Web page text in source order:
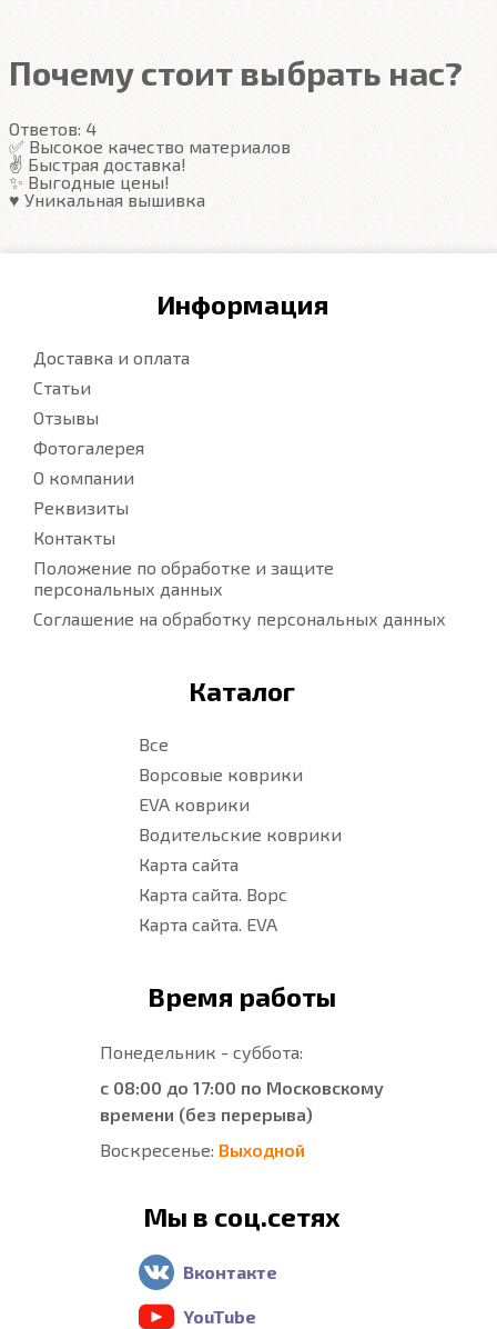
резиновых половичках, однако, её все равно
видно. ЕВА удобны тем, что их легко достать не
Подробнее
Почему стоит выбрать нас?
Ответов: 4
✅ Высокое качество материалов
✌️ Быстрая доставка!
✨ Выгодные цены!
♥️ Уникальная вышивка
Информация
Доставка и оплата
Статьи
Отзывы
Фотогалерея
О компании
Реквизиты
Контакты
Положение по обработке и защите
персональных данных
Соглашение на обработку персональных данных
Каталог
Все
Ворсовые коврики
EVA коврики
Водительские коврики
Карта сайта
Карта сайта. Ворс
Карта сайта. EVA
Время работы
Понедельник - суббота:
с 08:00 до 17:00 по Московскому
времени (без перерыва)
Воскресенье: Выходной
Мы в соц.сетях
Вконтакте
YouTube